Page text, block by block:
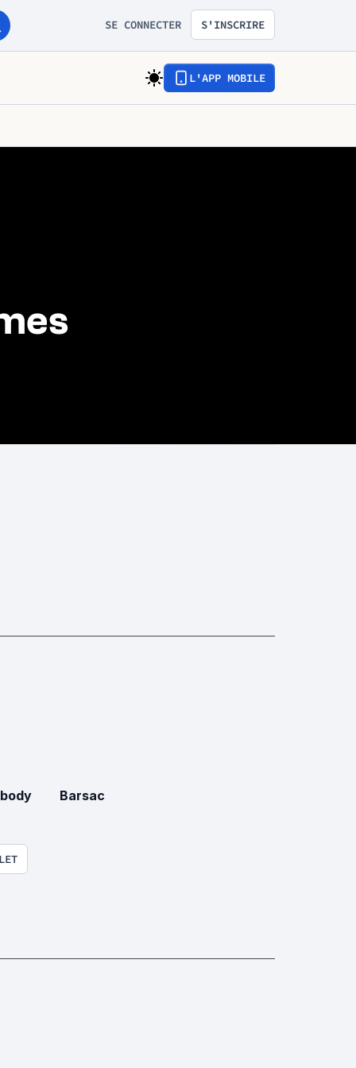
SE CONNECTER S'INSCRIRE
L'APP MOBILE
Barsac